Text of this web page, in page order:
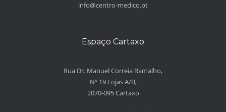
info@centro-medico.pt
Espaço Cartaxo
Rua Dr. Manuel Correia Ramalho,
Nº 19 Lojas A/B,
2070-095 Cartaxo